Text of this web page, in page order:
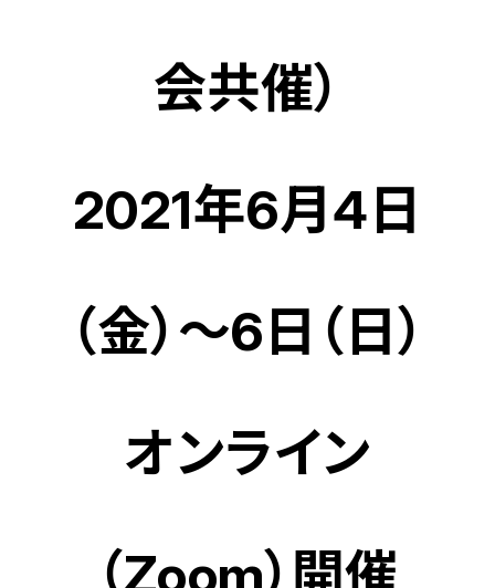
会共催）
2021年6月4日
（金）～6日（日）
オンライン
（Zoom）開催